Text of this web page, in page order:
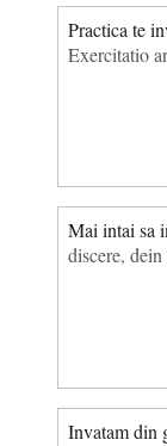
Practica te
Exercitatio
Mai intai sa
discere, dein
Invatam din